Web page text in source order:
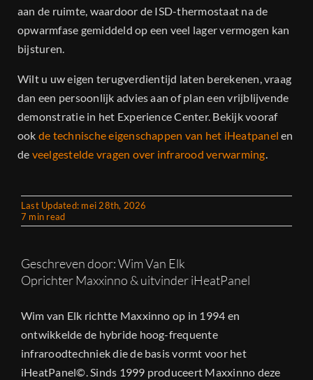
aan de ruimte, waardoor de ISD-thermostaat na de
opwarmfase gemiddeld op een veel lager vermogen kan
bijsturen.
Wilt u uw eigen terugverdientijd laten berekenen, vraag
dan een persoonlijk advies aan of plan een vrijblijvende
demonstratie in het Experience Center. Bekijk vooraf
ook de technische eigenschappen van het iHeatpanel en
de veelgestelde vragen over infrarood verwarming.
Last Updated: mei 28th, 2026
7 min read
Geschreven door: Wim Van Elk
Oprichter Maxxinno & uitvinder iHeatPanel
Wim van Elk richtte Maxxinno op in 1994 en
ontwikkelde de hybride hoog-frequente
infraroodtechniek die de basis vormt voor het
iHeatPanel©. Sinds 1999 produceert Maxxinno deze